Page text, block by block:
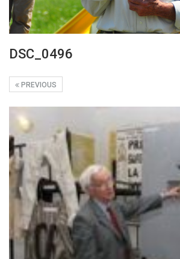
DSC_0496
PREVIOUS